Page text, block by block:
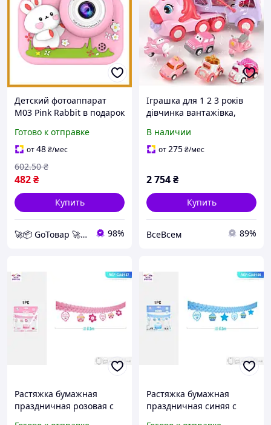
Детский фотоаппарат
M03 Pink Rabbit в подарок
ребенку 3-9 лет, камера с
играми и музыкой
Готово к отправке
от48₴/мес
482₴
602.50 ₴
Купить
🚀📦 GoТовар 🚀📦 сеть интернет магазинов 98%
Іграшка для 1 2 3 років
дівчинка вантажівка,
автомобільна іграшка вік
1 2, день народження 1 2
В наличии
от275₴/мес
2 754₴
Купить
ВсеВсем 89%
Растяжка бумажная
праздничная розовая с
Растяжка бумажная
праздничная синяя с